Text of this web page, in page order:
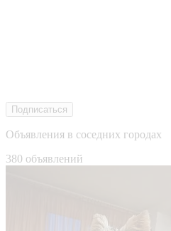
Подписаться
Объявления в соседних городах
380 объявлений